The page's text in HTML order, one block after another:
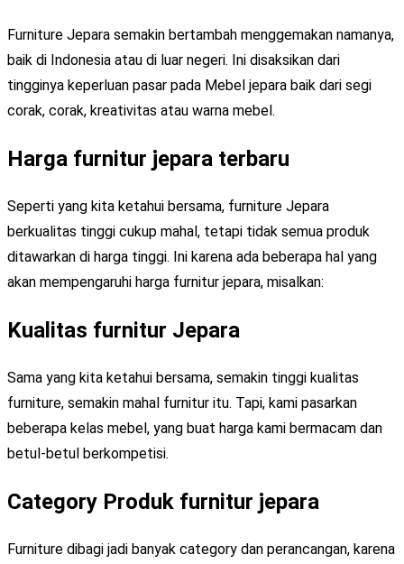
Furniture Jepara semakin bertambah menggemakan namanya,
baik di Indonesia atau di luar negeri. Ini disaksikan dari
tingginya keperluan pasar pada Mebel jepara baik dari segi
corak, corak, kreativitas atau warna mebel.
Harga furnitur jepara terbaru
Seperti yang kita ketahui bersama, furniture Jepara
berkualitas tinggi cukup mahal, tetapi tidak semua produk
ditawarkan di harga tinggi. Ini karena ada beberapa hal yang
akan mempengaruhi harga furnitur jepara, misalkan:
Kualitas furnitur Jepara
Sama yang kita ketahui bersama, semakin tinggi kualitas
furniture, semakin mahal furnitur itu. Tapi, kami pasarkan
beberapa kelas mebel, yang buat harga kami bermacam dan
betul-betul berkompetisi.
Category Produk furnitur jepara
Furniture dibagi jadi banyak category dan perancangan, karena